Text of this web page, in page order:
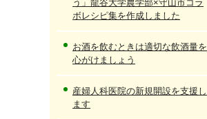
う」龍谷大学農学部×守山市コラ
ボレシピ集を作成しました
お酒を飲むときは適切な飲酒量を
心がけましょう
産婦人科医院の新規開設を支援し
ます